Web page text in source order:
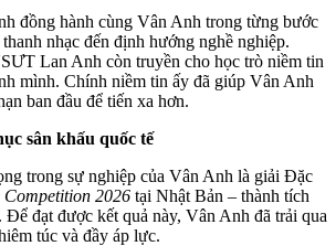
đồng hành cùng Vân Anh trong từng bước
nhạc đến định hướng nghề nghiệp.
Lan Anh còn truyền cho học trò niềm tin
mình. Chính niềm tin ấy đã giúp Vân Anh
ban đầu để tiến xa hơn.
sân khấu quốc tế
trong sự nghiệp của Vân Anh là giải Đặc
Competition 2026 tại Nhật Bản – thành tích
Để đạt được kết quả này, Vân Anh đã trải qua
túc và đầy áp lực.